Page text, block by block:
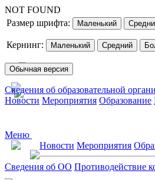
NOT FOUND
Размер шрифта:
Маленький
Кернинг: Маленький Средний
Обычная версия
Сведения об образовательной
Новости Мероприятия Образование
Меню
Новости Мероприятия
Сведения об ОО Противодействие